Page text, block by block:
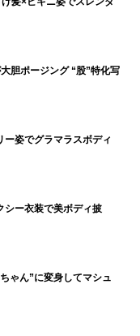
胆ポージング “股”特化写
姿でグラマラスボディ
シー衣装で美ボディ披
ゃん”に変身してマシュ